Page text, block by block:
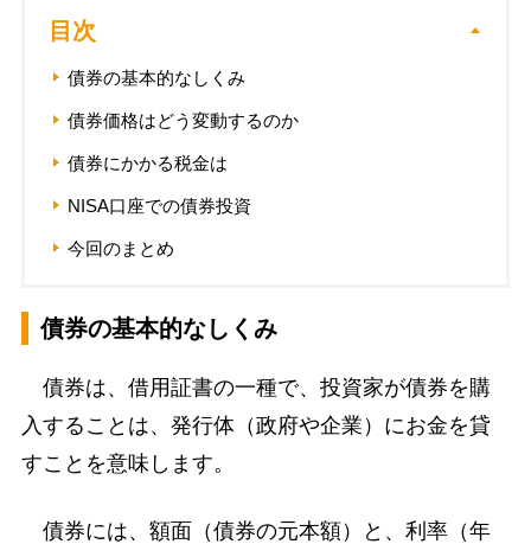
目次
債券の基本的なしくみ
債券価格はどう変動するのか
債券にかかる税金は
NISA口座での債券投資
今回のまとめ
債券の基本的なしくみ
債券は、借用証書の一種で、投資家が債券を購
入することは、発行体（政府や企業）にお金を貸
すことを意味します。
債券には、額面（債券の元本額）と、利率（年